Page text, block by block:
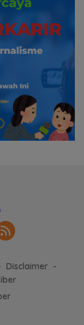
Disclaimer